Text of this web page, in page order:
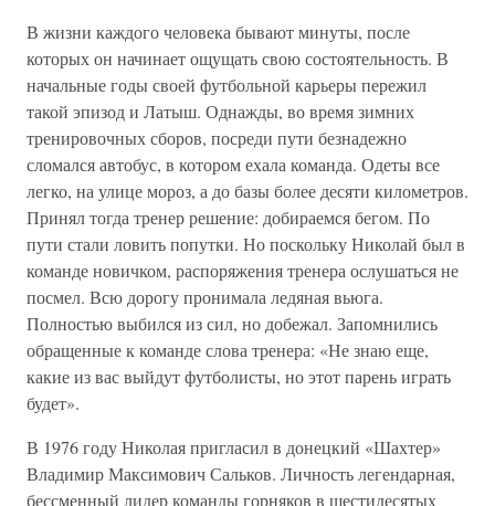
В жизни каждого человека бывают минуты, после
которых он начинает ощущать свою состоятельность. В
начальные годы своей футбольной карьеры пережил
такой эпизод и Латыш. Однажды, во время зимних
тренировочных сборов, посреди пути безнадежно
сломался автобус, в котором ехала команда. Одеты все
легко, на улице мороз, а до базы более десяти километров.
Принял тогда тренер решение: добираемся бегом. По
пути стали ловить попутки. Но поскольку Николай был в
команде новичком, распоряжения тренера ослушаться не
посмел. Всю дорогу пронимала ледяная вьюга.
Полностью выбился из сил, но добежал. Запомнились
обращенные к команде слова тренера: «Не знаю еще,
какие из вас выйдут футболисты, но этот парень играть
будет».
В 1976 году Николая пригласил в донецкий «Шахтер»
Владимир Максимович Сальков. Личность легендарная,
бессменный лидер команды горняков в шестидесятых